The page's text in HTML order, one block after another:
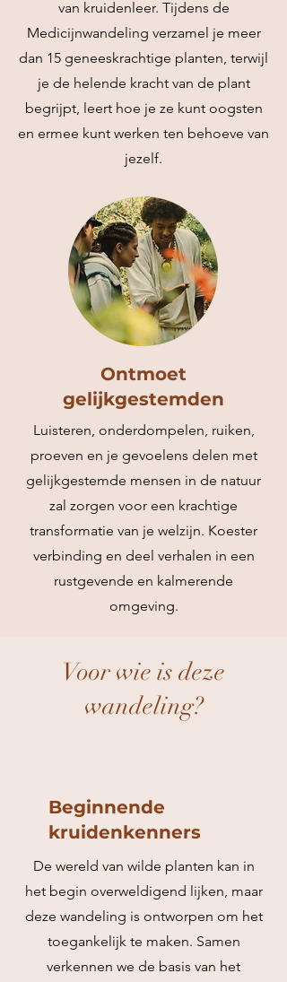
van kruidenleer. Tijdens de
Medicijnwandeling verzamel je meer
dan 15 geneeskrachtige planten, terwijl
je de helende kracht van de plant
begrijpt, leert hoe je ze kunt oogsten
en ermee kunt werken ten behoeve van
jezelf.
Ontmoet
gelijkgestemden
Luisteren, onderdompelen, ruiken,
proeven en je gevoelens delen met
gelijkgestemde mensen in de natuur
zal zorgen voor een krachtige
transformatie van je welzijn. Koester
verbinding en deel verhalen in een
rustgevende en kalmerende
omgeving.
Voor wie is deze
wandeling?
Beginnende
kruidenkenners
De wereld van wilde planten kan in
het begin overweldigend lijken, maar
deze wandeling is ontworpen om het
toegankelijk te maken. Samen
verkennen we de basis van het